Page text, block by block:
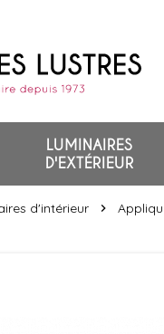
LUMINAIRES
D'EXTÉRIEUR
d'intérieur chevron_right